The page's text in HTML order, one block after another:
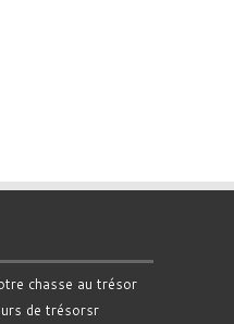
chasse au trésor
de trésorsr